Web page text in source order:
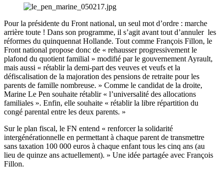
Pour la présidente du Front national, un seul mot d’ordre : marche
arrière toute ! Dans son programme, il s’agit avant tout d’annuler les
réformes du quinquennat Hollande. Tout comme François Fillon, le
Front national propose donc de « rehausser progressivement le
plafond du quotient familial » modifié par le gouvernement Ayrault,
mais aussi « rétablir la demi-part des veuves et veufs et la
défiscalisation de la majoration des pensions de retraite pour les
parents de famille nombreuse. » Comme le candidat de la droite,
Marine Le Pen souhaite rétablir « l’universalité des allocations
familiales ». Enfin, elle souhaite « rétablir la libre répartition du
congé parental entre les deux parents. »
Sur le plan fiscal, le FN entend « renforcer la solidarité
intergénérationnelle en permettant à chaque parent de transmettre
sans taxation 100 000 euros à chaque enfant tous les cinq ans (au
lieu de quinze ans actuellement). » Une idée partagée avec François
Fillon.